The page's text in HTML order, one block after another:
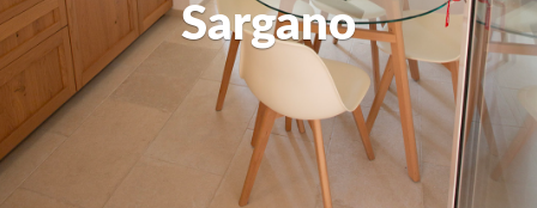
Sargano